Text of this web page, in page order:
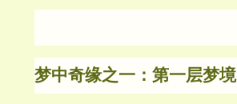
梦中奇缘之一：第一层梦境